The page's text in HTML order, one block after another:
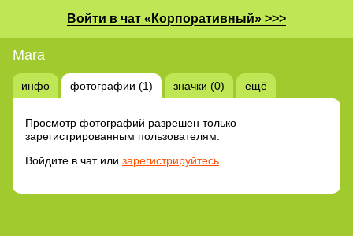
Войти в чат «Корпоративный» >>>
Mara
инфо фотографии (1) значки (0) ещё
Просмотр фотографий разрешен только
зарегистрированным пользователям.
Войдите в чат или зарегистрируйтесь